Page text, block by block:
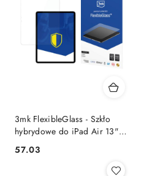
3mk FlexibleGlass - Szkło
hybrydowe do iPad Air 13"
Cena:
57.03